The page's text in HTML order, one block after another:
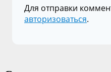
Для отправки
авторизоваться.